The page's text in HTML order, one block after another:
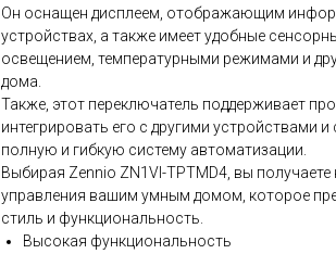
Он оснащен дисплеем, отображающим
устройствах, а также имеет удобные
освещением, температурными режимами и
дома.
Также, этот переключатель поддерживает
интегрировать его с другими устройствами
полную и гибкую систему автоматизации.
Выбирая Zennio ZN1VI-TPTMD4, вы
управления вашим умным домом, которое
стиль и функциональность.
Высокая функциональность